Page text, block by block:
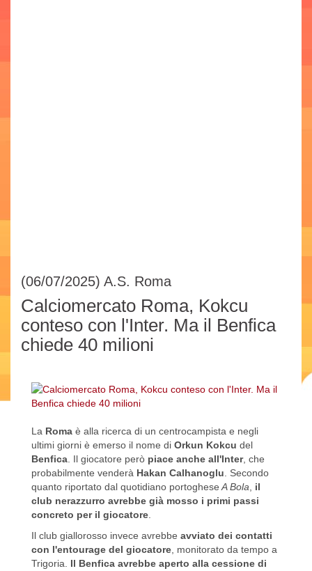
(06/07/2025) A.S. Roma
Calciomercato Roma, Kokcu
conteso con l'Inter. Ma il Benfica
chiede 40 milioni
La Roma è alla ricerca di un centrocampista e negli
ultimi giorni è emerso il nome di Orkun Kokcu del
Benfica. Il giocatore però piace anche all'Inter, che
probabilmente venderà Hakan Calhanoglu. Secondo
quanto riportato dal quotidiano portogheseA Bola, il
club nerazzurro avrebbe già mosso i primi passi
concreto per il giocatore.
Il club giallorosso invece avrebbe avviato dei contatti
con l'entourage del giocatore, monitorato da tempo a
Trigoria. Il Benfica avrebbe aperto alla cessione di